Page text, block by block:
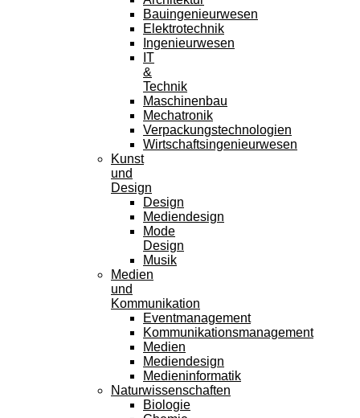
Bauingenieurwesen
Elektrotechnik
Ingenieurwesen
IT
&
Technik
Maschinenbau
Mechatronik
Verpackungstechnologien
Wirtschaftsingenieurwesen
Kunst
und
Design
Design
Mediendesign
Mode
Design
Musik
Medien
und
Kommunikation
Eventmanagement
Kommunikationsmanagement
Medien
Mediendesign
Medieninformatik
Naturwissenschaften
Biologie